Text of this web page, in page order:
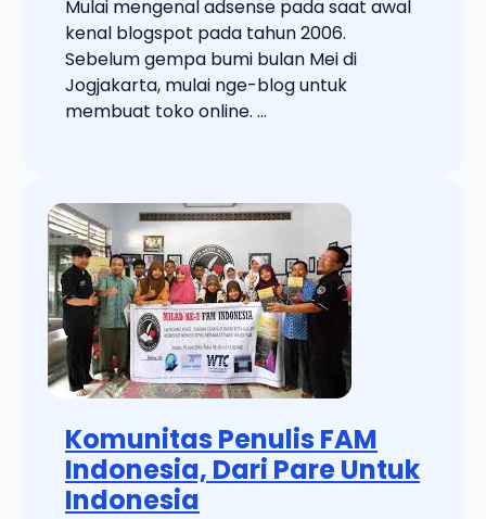
Mulai mengenal adsense pada saat awal
kenal blogspot pada tahun 2006.
Sebelum gempa bumi bulan Mei di
Jogjakarta, mulai nge-blog untuk
membuat toko online. ...
Komunitas Penulis FAM
Indonesia, Dari Pare Untuk
Indonesia